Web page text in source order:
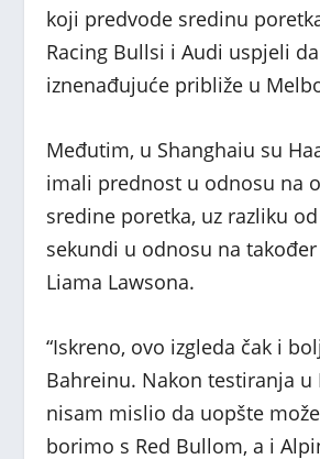
koji predvode sredinu
Racing Bullsi i Audi uspjeli
iznenađujuće približe u
Međutim, u Shanghaiu su
imali prednost u odnosu na
sredine poretka, uz razliku
sekundi u odnosu na
Liama Lawsona.
“Iskreno, ovo izgleda čak i
Bahreinu. Nakon testiranja u
nisam mislio da uopšte
borimo s Red Bullom, a i